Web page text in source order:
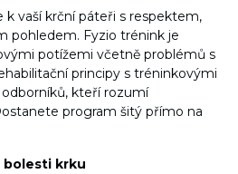
vaší krční páteři s respektem,
pohledem. Fyzio trénink je
potížemi včetně problémů s
principy s tréninkovými
kteří rozumí
program šitý přímo na
bolesti krku